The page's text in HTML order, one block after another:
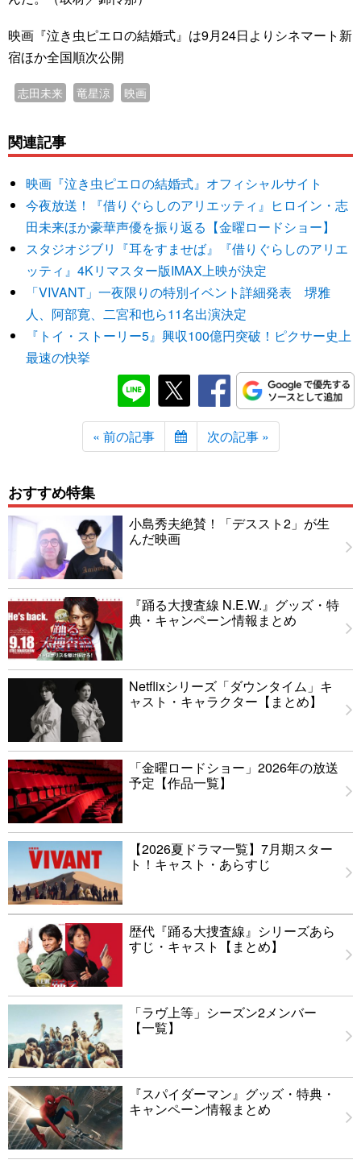
映画『泣き虫ピエロの結婚式』は9月24日よりシネマート新
宿ほか全国順次公開
志田未来 竜星涼 映画
関連記事
映画『泣き虫ピエロの結婚式』オフィシャルサイト
今夜放送！『借りぐらしのアリエッティ』ヒロイン・志
田未来ほか豪華声優を振り返る【金曜ロードショー】
スタジオジブリ『耳をすませば』『借りぐらしのアリエ
ッティ』4Kリマスター版IMAX上映が決定
「VIVANT」一夜限りの特別イベント詳細発表 堺雅
人、阿部寛、二宮和也ら11名出演決定
『トイ・ストーリー5』興収100億円突破！ピクサー史上
最速の快挙
« 前の記事 次の記事 »
おすすめ特集
小島秀夫絶賛！「デススト2」が生
んだ映画
『踊る大捜査線 N.E.W.』グッズ・特
典・キャンペーン情報まとめ
Netflixシリーズ「ダウンタイム」キ
ャスト・キャラクター【まとめ】
「金曜ロードショー」2026年の放送
予定【作品一覧】
【2026夏ドラマ一覧】7月期スター
ト！キャスト・あらすじ
歴代『踊る大捜査線』シリーズあら
すじ・キャスト【まとめ】
「ラヴ上等」シーズン2メンバー
【一覧】
『スパイダーマン』グッズ・特典・
キャンペーン情報まとめ